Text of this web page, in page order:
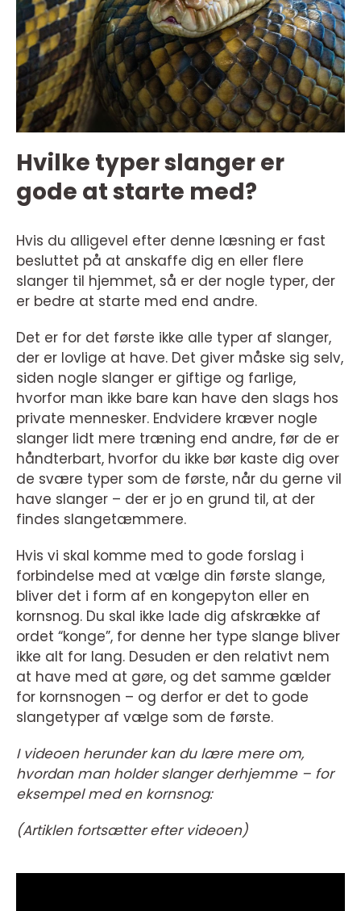
Hvilke typer slanger er
gode at starte med?
Hvis du alligevel efter denne læsning er fast
besluttet på at anskaffe dig en eller flere
slanger til hjemmet, så er der nogle typer, der
er bedre at starte med end andre.
Det er for det første ikke alle typer af slanger,
der er lovlige at have. Det giver måske sig selv,
siden nogle slanger er giftige og farlige,
hvorfor man ikke bare kan have den slags hos
private mennesker. Endvidere kræver nogle
slanger lidt mere træning end andre, før de er
håndterbart, hvorfor du ikke bør kaste dig over
de svære typer som de første, når du gerne vil
have slanger – der er jo en grund til, at der
findes slangetæmmere.
Hvis vi skal komme med to gode forslag i
forbindelse med at vælge din første slange,
bliver det i form af en kongepyton eller en
kornsnog. Du skal ikke lade dig afskrække af
ordet “konge”, for denne her type slange bliver
ikke alt for lang. Desuden er den relativt nem
at have med at gøre, og det samme gælder
for kornsnogen – og derfor er det to gode
slangetyper af vælge som de første.
I videoen herunder kan du lære mere om,
hvordan man holder slanger derhjemme – for
eksempel med en kornsnog:
(Artiklen fortsætter efter videoen)